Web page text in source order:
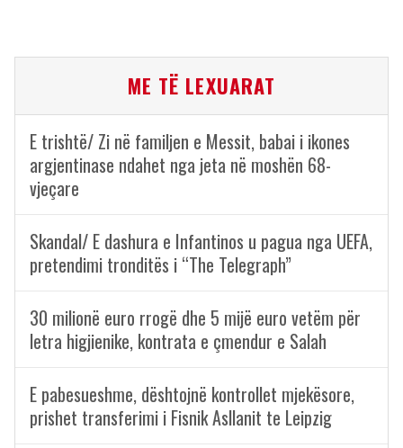
ME TË LEXUARAT
E trishtë/ Zi në familjen e Messit, babai i ikones
argjentinase ndahet nga jeta në moshën 68-
vjeçare
Skandal/ E dashura e Infantinos u pagua nga UEFA,
pretendimi tronditës i “The Telegraph”
30 milionë euro rrogë dhe 5 mijë euro vetëm për
letra higjienike, kontrata e çmendur e Salah
E pabesueshme, dështojnë kontrollet mjekësore,
prishet transferimi i Fisnik Asllanit te Leipzig